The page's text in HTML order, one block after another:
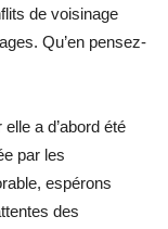
de voisinage
Qu’en pensez-
a d’abord été
par les
espérons
des